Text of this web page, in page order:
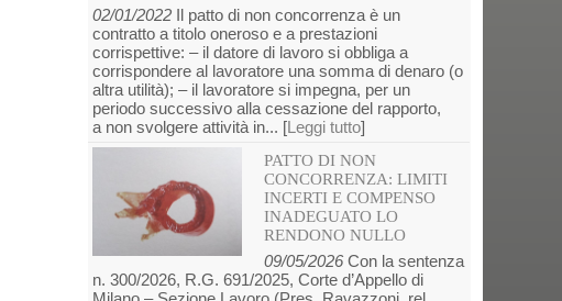
02/01/2022 Il patto di non concorrenza è un
contratto a titolo oneroso e a prestazioni
corrispettive: – il datore di lavoro si obbliga a
corrispondere al lavoratore una somma di denaro (o
altra utilità); – il lavoratore si impegna, per un
periodo successivo alla cessazione del rapporto,
a non svolgere attività in... [Leggi tutto]
PATTO DI NON
CONCORRENZA: LIMITI
INCERTI E COMPENSO
INADEGUATO LO
RENDONO NULLO
09/05/2026Con la sentenza
n. 300/2026, R.G. 691/2025, Corte d’Appello di